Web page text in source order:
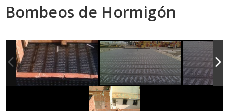
Bombeos de Hormigón